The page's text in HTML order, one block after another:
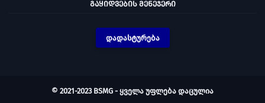
ᲒᲐᲧᲘᲓᲕᲔᲑᲘᲡ ᲛᲔᲜᲔᲯᲔᲠᲘ
დადასტურება
© 2021-2023 BSMG - ყველა უფლება დაცულია